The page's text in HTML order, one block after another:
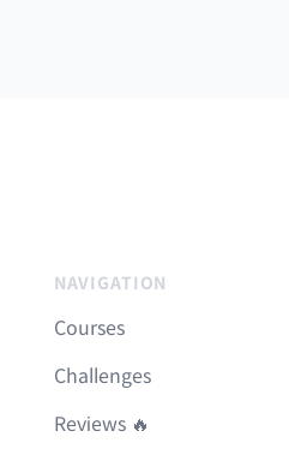
NAVIGATION
Courses
Challenges
Reviews 🔥